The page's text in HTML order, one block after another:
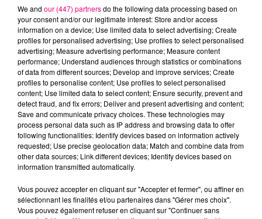
22 juillet 2026
Toulouse : circulation perturbée dans le
secteur François Verdier...
We and our (447) partnersdo the following data processing based on
your consent and/or our legitimate interest: Store and/or access
information on a device; Use limited data to select advertising; Create
profiles for personalised advertising; Use profiles to select personalised
advertising; Measure advertising performance; Measure content
performance; Understand audiences through statistics or combinations
of data from different sources; Develop and improve services; Create
profiles to personalise content; Use profiles to select personalised
content; Use limited data to select content; Ensure security, prevent and
detect fraud, and fix errors; Deliver and present advertising and content;
Save and communicate privacy choices. These technologies may
process personal data such as IP address and browsing data to offer
following functionalities: Identify devices based on information actively
requested; Use precise geolocation data; Match and combine data from
other data sources; Link different devices; Identify devices based on
information transmitted automatically.
Vous pouvez accepter en cliquant sur "Accepter et fermer", ou affiner en
sélectionnant les finalités et/ou partenaires dans "Gérer mes choix".
Vous pouvez également refuser en cliquant sur "Continuer sans